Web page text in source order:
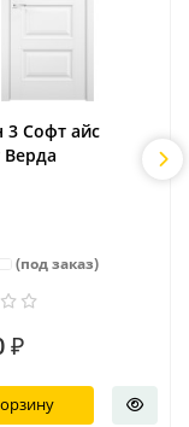
3 Софт айс
(под заказ)
₽